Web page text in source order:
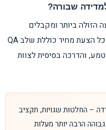
שבורה?
הזולה ביותר ומקבלים
הטמעה חלקית בלי בדיקות. וודאו שכל הצעת מחיר כוללת שלב QA
והדרכה בסיסית לצוות
– החלטות שגויות, תקציב
הרבה יותר מעלות